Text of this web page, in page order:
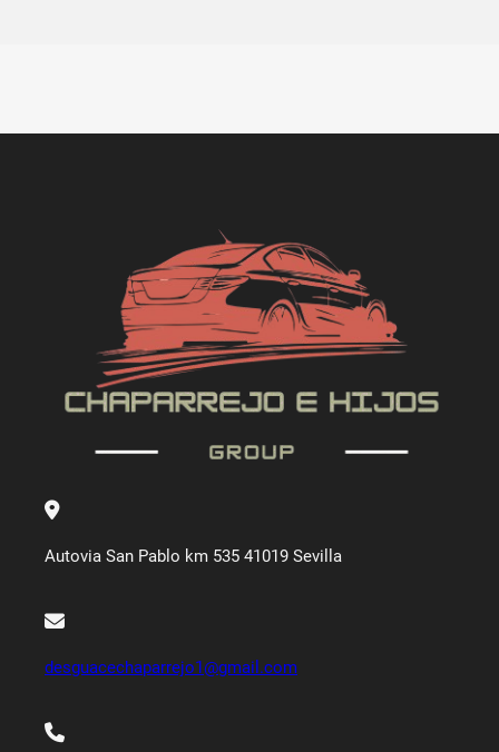
Autovia San Pablo km 535 41019 Sevilla
desguacechaparrejo1@gmail.com